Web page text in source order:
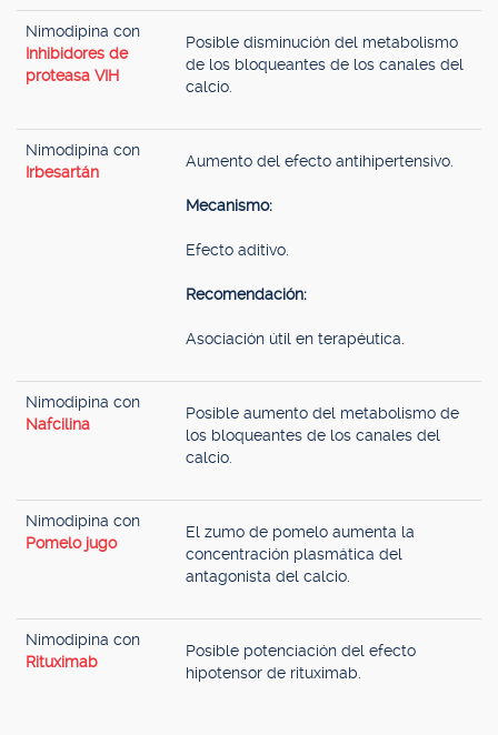
Nimodipina con
Inhibidores de
proteasa VIH
Posible disminución del metabolismo
de los bloqueantes de los canales del
calcio.
Nimodipina con
Irbesartán
Aumento del efecto antihipertensivo.
Mecanismo:
Efecto aditivo.
Recomendación:
Asociación útil en terapéutica.
Nimodipina con
Nafcilina
Posible aumento del metabolismo de
los bloqueantes de los canales del
calcio.
Nimodipina con
Pomelo jugo
El zumo de pomelo aumenta la
concentración plasmática del
antagonista del calcio.
Nimodipina con
Rituximab
Posible potenciación del efecto
hipotensor de rituximab.